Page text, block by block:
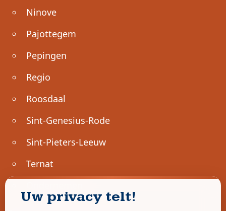
Ninove
Pajottegem
Pepingen
Regio
Roosdaal
Sint-Genesius-Rode
Sint-Pieters-Leeuw
Ternat
Uw privacy telt!